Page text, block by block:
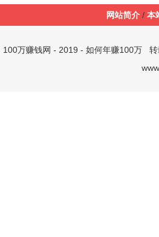
网站简介 / 本
100万赚钱网 - 2019 -如何年赚100万 转